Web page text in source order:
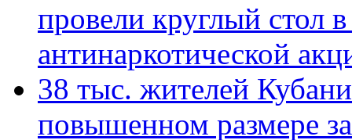
провели круглый стол
антинаркотической
38 тыс. жителей
повышенном размере